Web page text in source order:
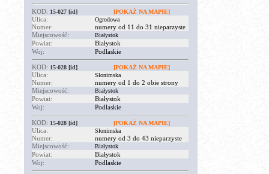
KOD: 15-027 [id] [POKAŻ NA MAPIE]
Ulica: Ogrodowa
Numer:
numery od 11 do 31 nieparzyste
Miejscowość:
Białystok
Powiat:
Białystok
Woj:
Podlaskie
KOD: 15-028 [id] [POKAŻ NA MAPIE]
Ulica: Słonimska
Numer:
numery od 1 do 2 obie strony
Miejscowość:
Białystok
Powiat:
Białystok
Woj:
Podlaskie
KOD: 15-028 [id] [POKAŻ NA MAPIE]
Ulica: Słonimska
Numer:
numery od 3 do 43 nieparzyste
Miejscowość:
Białystok
Powiat:
Białystok
Woj:
Podlaskie